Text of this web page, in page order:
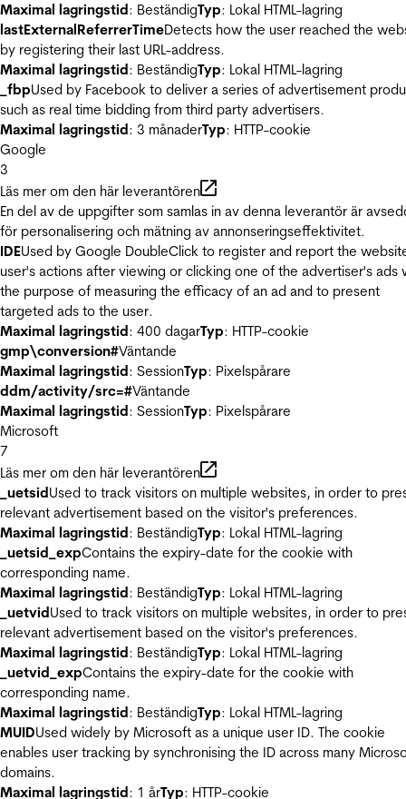
Maximal lagringstid: BeständigTyp: Lokal HTML-lagring
lastExternalReferrerTimeDetects how the user reached the
by registering their last URL-address.
Maximal lagringstid: BeständigTyp: Lokal HTML-lagring
_fbpUsed by Facebook to deliver a series of advertisement
such as real time bidding from third party advertisers.
Maximal lagringstid: 3 månaderTyp: HTTP-cookie
Google
3
Läs mer om den här leverantören
En del av de uppgifter som samlas in av denna leverantör är
för personalisering och mätning av annonseringseffektivitet.
IDEUsed by Google DoubleClick to register and report the
user's actions after viewing or clicking one of the advertiser's ads
the purpose of measuring the efficacy of an ad and to present
targeted ads to the user.
Maximal lagringstid: 400 dagarTyp: HTTP-cookie
gmp\conversion#Väntande
Maximal lagringstid: SessionTyp: Pixelspårare
ddm/activity/src=#Väntande
Maximal lagringstid: SessionTyp: Pixelspårare
Microsoft
7
Läs mer om den här leverantören
_uetsidUsed to track visitors on multiple websites, in order to
relevant advertisement based on the visitor's preferences.
Maximal lagringstid: BeständigTyp: Lokal HTML-lagring
_uetsid_expContains the expiry-date for the cookie with
corresponding name.
Maximal lagringstid: BeständigTyp: Lokal HTML-lagring
_uetvidUsed to track visitors on multiple websites, in order to
relevant advertisement based on the visitor's preferences.
Maximal lagringstid: BeständigTyp: Lokal HTML-lagring
_uetvid_expContains the expiry-date for the cookie with
corresponding name.
Maximal lagringstid: BeständigTyp: Lokal HTML-lagring
MUIDUsed widely by Microsoft as a unique user ID. The cookie
enables user tracking by synchronising the ID across many
domains.
Maximal lagringstid: 1 årTyp: HTTP-cookie